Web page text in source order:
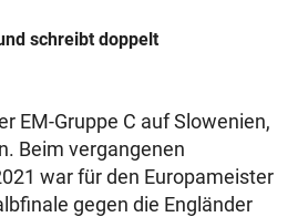
schreibt doppelt
EM-Gruppe C auf Slowenien,
Beim vergangenen
war für den Europameister
gegen die Engländer